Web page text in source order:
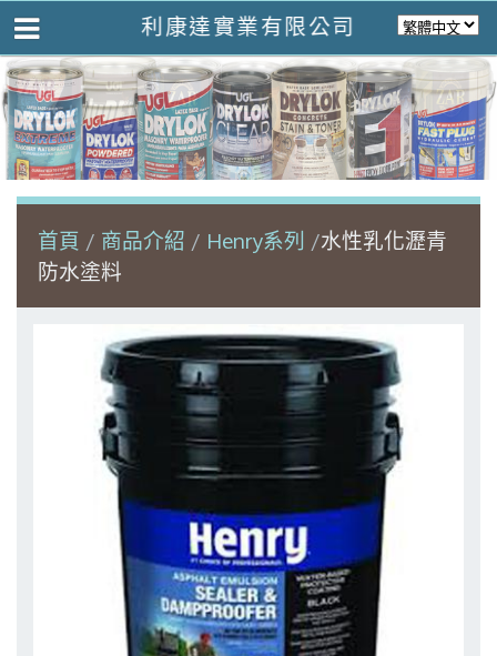
利康達實業有限公司
首頁 商品介紹 Henry系列
水性乳化瀝青
防水塗料